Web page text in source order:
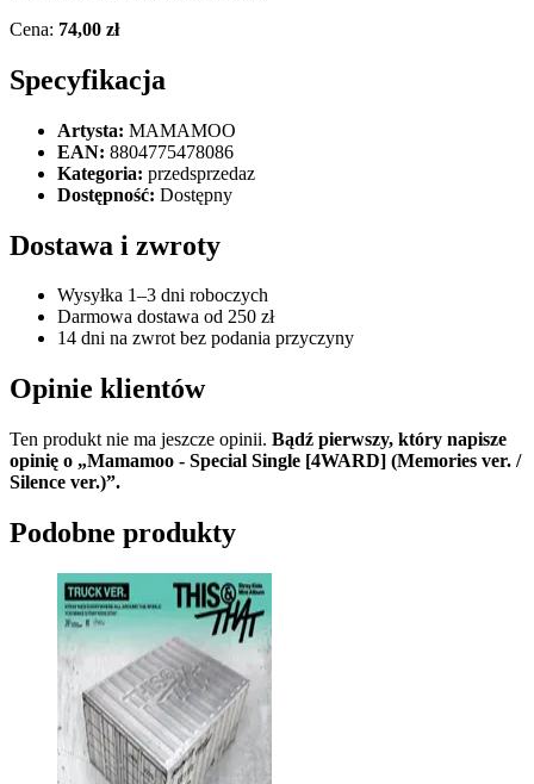
Cena: 74,00 zł
Specyfikacja
Artysta: MAMAMOO
EAN: 8804775478086
Kategoria: przedsprzedaz
Dostępność: Dostępny
Dostawa i zwroty
Wysyłka 1–3 dni roboczych
Darmowa dostawa od 250 zł
14 dni na zwrot bez podania przyczyny
Opinie klientów
Ten produkt nie ma jeszcze opinii. Bądź pierwszy, który napisze
opinię o „Mamamoo - Special Single [4WARD] (Memories ver. /
Silence ver.)”.
Podobne produkty